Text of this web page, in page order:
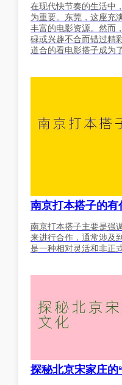
在现代快节奏的生活中
为重要。东莞，这座充
丰富的电影资源。然而
碌或兴趣不合而错过精
道合的看电影搭子成为
南京打本搭子的有
南京打本搭子主要是强
来进行合作，通常涉及
是一种相对灵活和非正
探秘北京宋家庄的